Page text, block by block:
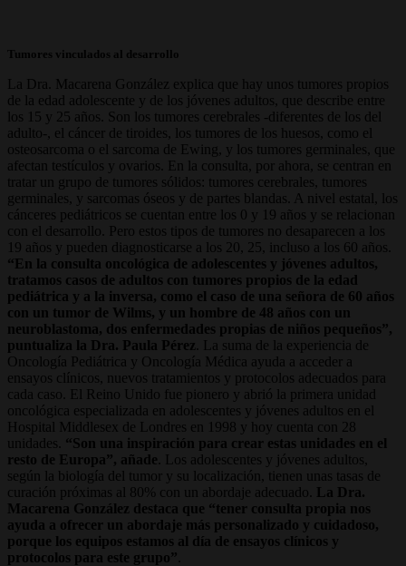
Tumores vinculados al desarrollo
La Dra. Macarena González explica que hay unos tumores propios
de la edad adolescente y de los jóvenes adultos, que describe entre
los 15 y 25 años. Son los tumores cerebrales -diferentes de los del
adulto-, el cáncer de tiroides, los tumores de los huesos, como el
osteosarcoma o el sarcoma de Ewing, y los tumores germinales, que
afectan testículos y ovarios. En la consulta, por ahora, se centran en
tratar un grupo de tumores sólidos: tumores cerebrales, tumores
germinales, y sarcomas óseos y de partes blandas. A nivel estatal, los
cánceres pediátricos se cuentan entre los 0 y 19 años y se relacionan
con el desarrollo. Pero estos tipos de tumores no desaparecen a los
19 años y pueden diagnosticarse a los 20, 25, incluso a los 60 años.
“En la consulta oncológica de adolescentes y jóvenes adultos,
tratamos casos de adultos con tumores propios de la edad
pediátrica y a la inversa, como el caso de una señora de 60 años
con un tumor de Wilms, y un hombre de 48 años con un
neuroblastoma, dos enfermedades propias de niños pequeños”,
puntualiza la Dra. Paula Pérez . La suma de la experiencia de
Oncología Pediátrica y Oncología Médica ayuda a acceder a
ensayos clínicos, nuevos tratamientos y protocolos adecuados para
cada caso. El Reino Unido fue pionero y abrió la primera unidad
oncológica especializada en adolescentes y jóvenes adultos en el
Hospital Middlesex de Londres en 1998 y hoy cuenta con 28
unidades. “Son una inspiración para crear estas unidades en el
resto de Europa”, añade . Los adolescentes y jóvenes adultos,
según la biología del tumor y su localización, tienen unas tasas de
curación próximas al 80% con un abordaje adecuado.
La Dra.
Macarena González destaca que “tener consulta propia nos
ayuda a ofrecer un abordaje más personalizado y cuidadoso,
porque los equipos estamos al día de ensayos clínicos y
protocolos para este grupo”